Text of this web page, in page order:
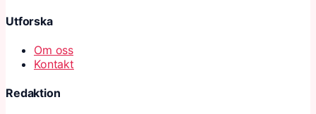
Utforska
Om oss
Kontakt
Redaktion